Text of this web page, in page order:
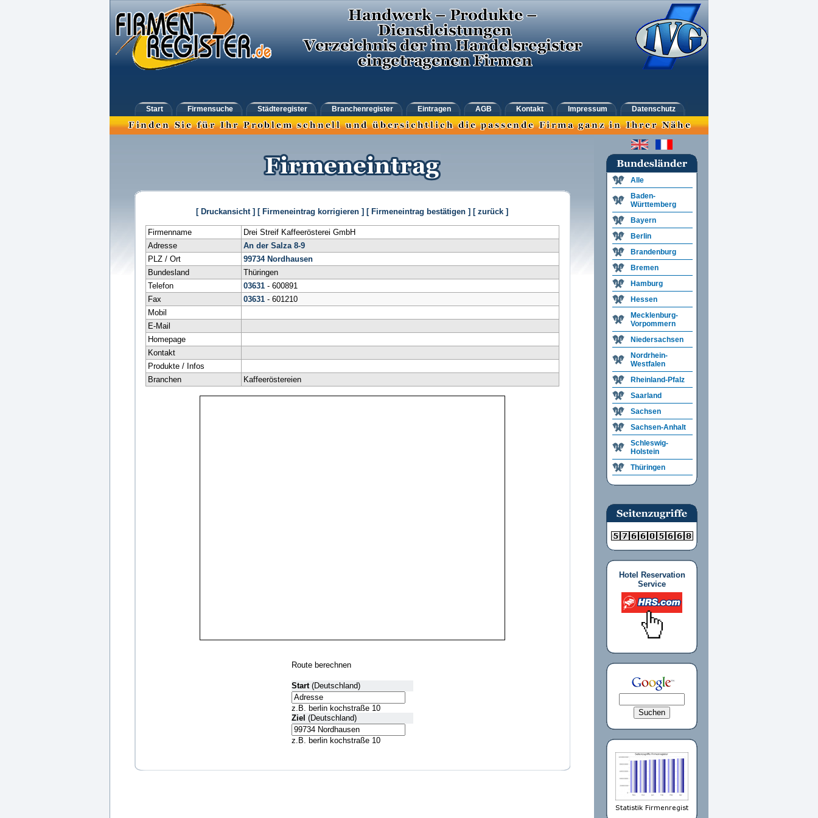
Start Firmensuche Städteregister Branchenregister Eintragen AGB Kontakt Impressum Datenschutz
[ Druckansicht ] [ Firmeneintrag korrigieren ] [ Firmeneintrag bestätigen ] [ zurück ]
Firmenname
Drei Streif Kaffeerösterei GmbH
Adresse
An der Salza 8-9
PLZ / Ort
99734 Nordhausen
Bundesland
Thüringen
Telefon
03631- 600891
Fax
03631- 601210
Mobil
E-Mail
Homepage
Kontakt
Produkte / Infos
Branchen
Kaffeeröstereien
Route berechnen
Start(Deutschland)
z.B. berlin kochstraße 10
Ziel (Deutschland)
z.B. berlin kochstraße 10
Alle
Baden-
Württemberg
Bayern
Berlin
Brandenburg
Bremen
Hamburg
Hessen
Mecklenburg-
Vorpommern
Niedersachsen
Nordrhein-
Westfalen
Rheinland-Pfalz
Saarland
Sachsen
Sachsen-Anhalt
Schleswig-
Holstein
Thüringen
Hotel Reservation
Service